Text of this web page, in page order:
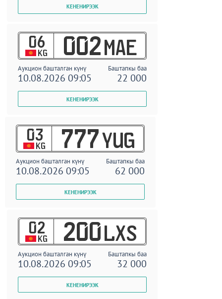
06
KG 002 MAE
Аукцион башталган күнү Баштапкы баа
10.08.2026 09:05 22 000
03
KG 777 YUG
Аукцион башталган күнү Баштапкы баа
10.08.2026 09:05 62 000
02
KG 200 LXS
Аукцион башталган күнү Баштапкы баа
10.08.2026 09:05 32 000